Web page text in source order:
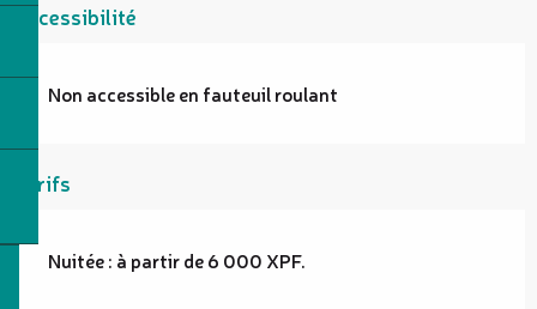
Accessibilité
Non accessible en fauteuil roulant
Tarifs
Nuitée : à partir de 6 000 XPF.